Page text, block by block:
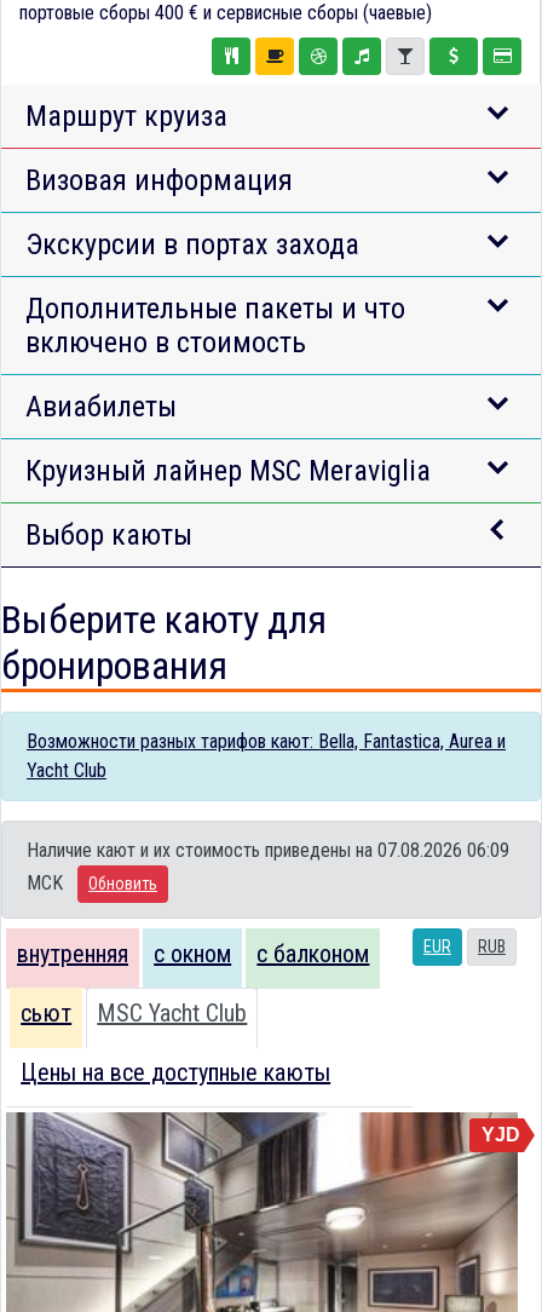
портовые сборы 400 € и сервисные сборы (чаевые)
Маршрут круиза
Визовая информация
Экскурсии в портах захода
Дополнительные пакеты и что
включено в стоимость
Авиабилеты
Круизный лайнер MSC Meraviglia
Выбор каюты
Выберите каюту для
бронирования
Возможности разных тарифов кают: Bella, Fantastica, Aurea и
Yacht Club
Наличие кают и их стоимость приведены на 07.08.2026 06:09
MCK
Обновить
EUR RUB
внутренняя с окном с балконом
сьют MSC Yacht Club
Цены на все доступные каюты
YJD